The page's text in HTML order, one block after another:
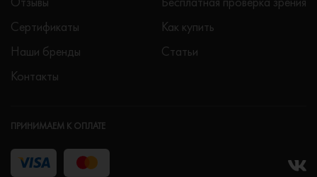
Сертификаты
Наши бренды
Контакты
Как купить
Статьи
ПРИНИМАЕМ К ОПЛАТЕ